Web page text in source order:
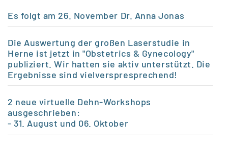
Es folgt am 26. November Dr. Anna Jonas
Die Auswertung der großen Laserstudie in
Herne ist jetzt in "Obstetrics & Gynecology"
publiziert. Wir hatten sie aktiv unterstützt. Die
Ergebnisse sind vielverspresprechend!
2 neue virtuelle Dehn-Workshops
ausgeschrieben:
- 31. August und 06. Oktober